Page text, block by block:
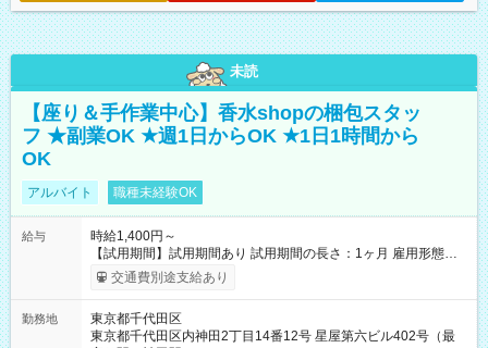
未読
【座り＆手作業中心】香水shopの梱包スタッ
フ ★副業OK ★週1日からOK ★1日1時間から
OK
アルバイト 職種未経験OK
給与
時給1,400円～
【試用期間】試用期間あり 試用期間の長さ：1ヶ月 雇用形態、
給与は本採用時と同じです。
交通費別途支給あり
勤務地
東京都千代田区
東京都千代田区内神田2丁目14番12号 星屋第六ビル402号（最